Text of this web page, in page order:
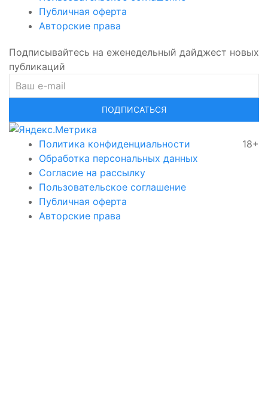
Публичная оферта
Авторские права
Подписывайтесь на еженедельный дайджест новых
публикаций
ПОДПИСАТЬСЯ
Политика конфиденциальности
Обработка персональных данных
Согласие на рассылку
Пользовательское соглашение
Публичная оферта
Авторские права
18+